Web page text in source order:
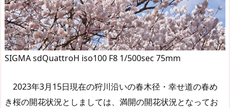
SIGMA sdQuattroH iso100 F8 1/500sec 75mm
2023年3月15日現在の狩川沿いの春木径・幸せ道の春め
き桜の開花状況としましては、満開の開花状況となってお